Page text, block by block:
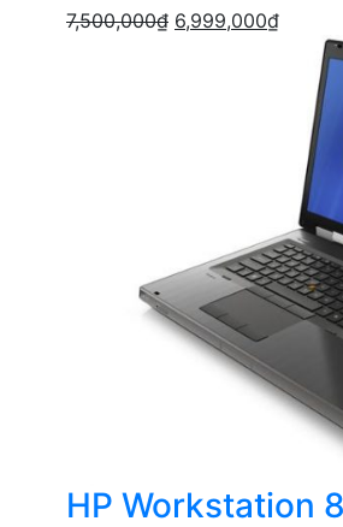
7,500,000₫ 6,999,000₫
HP Workstation